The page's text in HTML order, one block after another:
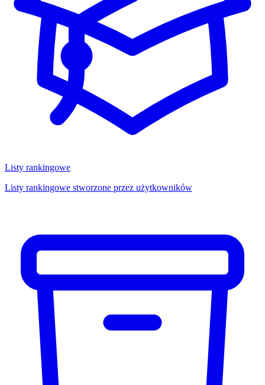
Listy rankingowe
Listy rankingowe stworzone przez użytkowników